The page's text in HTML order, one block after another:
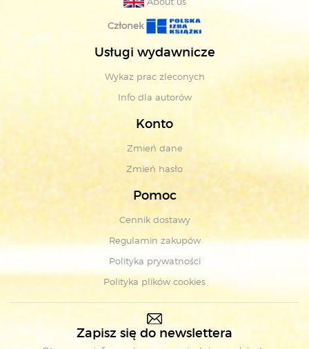
Członek
Usługi wydawnicze
Wykaz prac zleconych
Info dla autorów
Konto
Zmień dane
Zmień hasło
Pomoc
Cennik dostawy
Regulamin zakupów
Polityka prywatności
Polityka plików cookies
Zapisz się do newslettera